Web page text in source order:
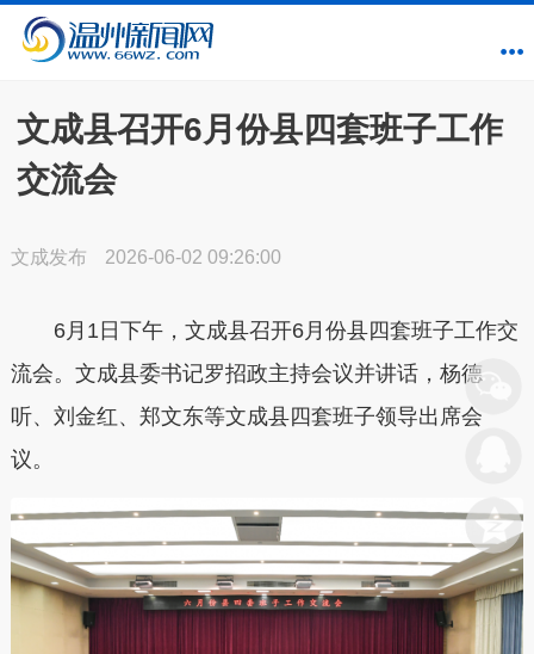
文成县召开6月份县四套班子工作
交流会
文成发布 2026-06-02 09:26:00
6月1日下午，文成县召开6月份县四套班子工作交
流会。文成县委书记罗招政主持会议并讲话，杨德
听、刘金红、郑文东等文成县四套班子领导出席会
议。